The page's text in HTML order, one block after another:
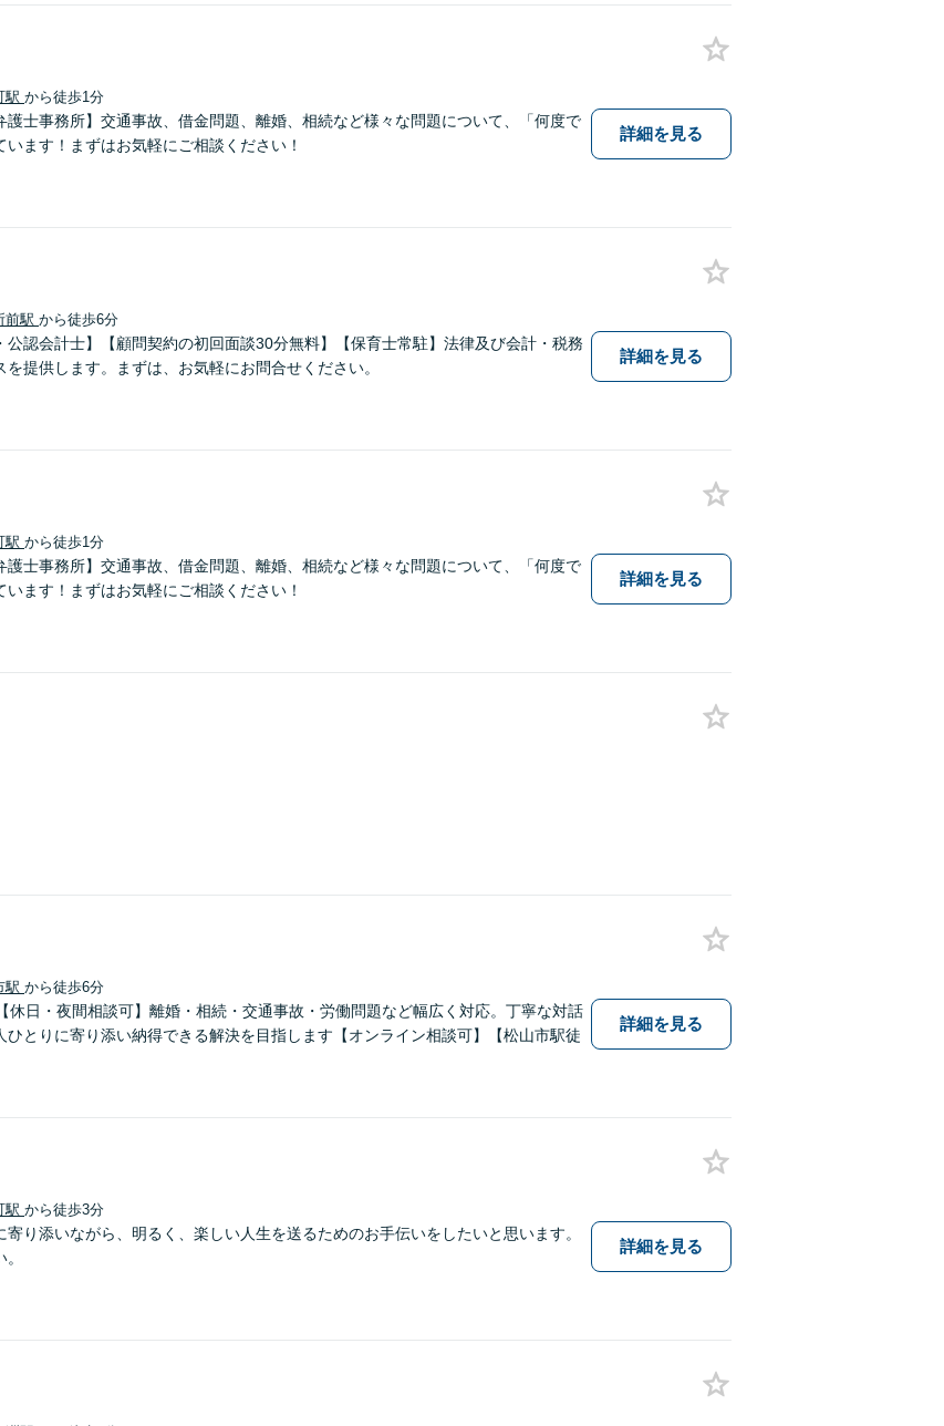
駅 から徒歩1分
護士事務所】交通事故、借金問題、離婚、相続など様々な問題について、「何度で
います！まずはお気軽にご相談ください！
詳細を見る
前駅 から徒歩6分
公認会計士】【顧問契約の初回面談30分無料】【保育士常駐】法律及び会計・税務
提供します。まずは、お気軽にお問合せください。
詳細を見る
駅 から徒歩1分
護士事務所】交通事故、借金問題、離婚、相続など様々な問題について、「何度で
います！まずはお気軽にご相談ください！
詳細を見る
駅 から徒歩6分
休日・夜間相談可】離婚・相続・交通事故・労働問題など幅広く対応。丁寧な対話
ひとりに寄り添い納得できる解決を目指します【オンライン相談可】【松山市駅徒
詳細を見る
駅 から徒歩3分
り添いながら、明るく、楽しい人生を送るためのお手伝いをしたいと思います。
詳細を見る